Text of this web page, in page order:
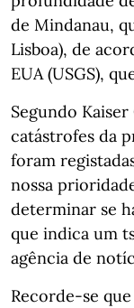
de Mindanau,
Lisboa), de
EUA (USGS),
Segundo
catástrofes da
foram
nossa
determinar se
que indica um
agência de
Recorde-se